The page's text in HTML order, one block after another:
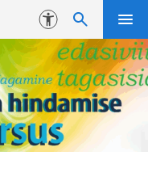
Juurdepääsetavus